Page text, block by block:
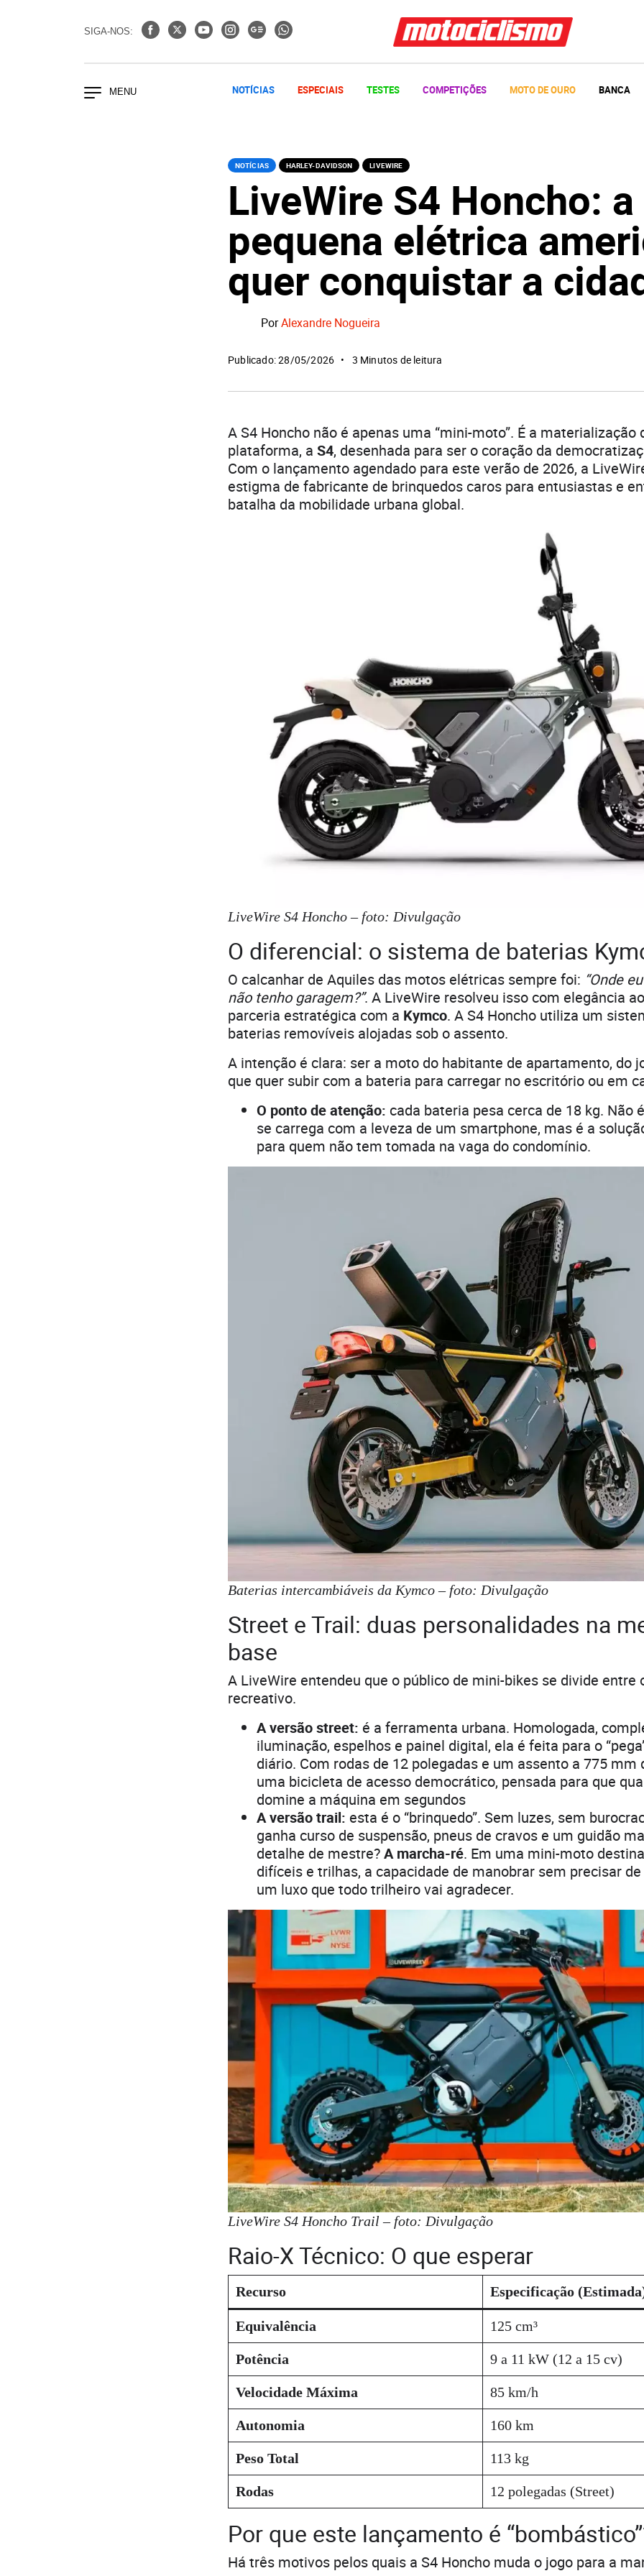
SIGA-NOS:
NOTÍCIAS ESPECIAIS TESTES COMPETIÇÕES MOTO DE OURO BANCA
NOTÍCIAS HARLEY-DAVIDSON LIVEWIRE
LiveWire S4 Honcho: a
pequena elétrica
quer conquistar a
PorAlexandre Nogueira
Publicado: 28/05/2026 3 Minutos de leitura
A S4 Honcho não é apenas uma “mini-moto”. É a materialização
plataforma, a S4, desenhada para ser o coração da
Com o lançamento agendado para este verão de 2026, a
estigma de fabricante de brinquedos caros para entusiastas e
batalha da mobilidade urbana global.
LiveWire S4 Honcho – foto: Divulgação
O diferencial: o sistema de baterias
O calcanhar de Aquiles das motos elétricas sempre foi: “Onde
não tenho garagem?”. A LiveWire resolveu isso com elegância
parceria estratégica com a Kymco. A S4 Honcho utiliza um
baterias removíveis alojadas sob o assento.
A intenção é clara: ser a moto do habitante de apartamento, do
que quer subir com a bateria para carregar no escritório ou em
O ponto de atenção: cada bateria pesa cerca de 18 kg. Não
se carrega com a leveza de um smartphone, mas é a
para quem não tem tomada na vaga do condomínio.
Baterias intercambiáveis da Kymco – foto: Divulgação
Street e Trail: duas personalidades na
base
A LiveWire entendeu que o público de mini-bikes se divide entre
recreativo.
A versão street: é a ferramenta urbana. Homologada,
iluminação, espelhos e painel digital, ela é feita para o
diário. Com rodas de 12 polegadas e um assento a 775 mm
uma bicicleta de acesso democrático, pensada para que
domine a máquina em segundos
A versão trail: esta é o “brinquedo”. Sem luzes, sem
ganha curso de suspensão, pneus de cravos e um guidão
detalhe de mestre?A marcha-ré. Em uma mini-moto
difíceis e trilhas, a capacidade de manobrar sem precisar
um luxo que todo trilheiro vai agradecer.
LiveWire S4 Honcho Trail – foto: Divulgação
Raio-X Técnico: O que esperar
Recurso Especificação
Equivalência 125 cm³
Potência 9 a 11 kW (12 a 15 cv)
Velocidade Máxima 85 km/h
Autonomia 160 km
Peso Total 113 kg
Rodas 12 polegadas (Street)
Por que este lançamento é
Há três motivos pelos quais a S4 Honcho muda o jogo para a